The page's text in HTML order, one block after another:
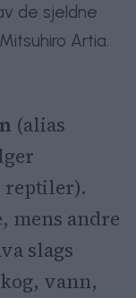
de sjeldne
Artia.
(alias
reptiler).
mens andre
slags
vann,